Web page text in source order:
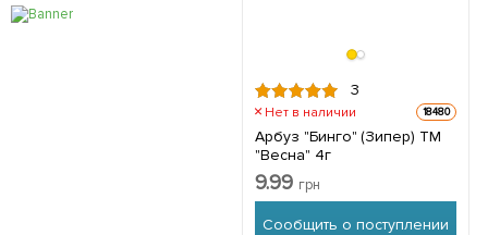
3
Нет в наличии 18480
Арбуз "Бинго" (Зипер) ТМ
"Весна" 4г
9.99 грн
Сообщить о поступлении